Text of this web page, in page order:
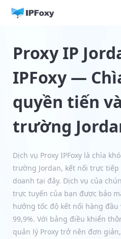
Proxy IP
IPFoxy —
quyền tiến
trường
Dịch vụ Proxy IPFoxy là chìa
trường Jordan, kết nối trực
doanh tại đây. Dịch vụ của
trực tuyến của bạn được bảo
hưởng tốc độ kết nối hàng
99,9%. Với bảng điều khiển
quản lý Proxy trở nên đơn